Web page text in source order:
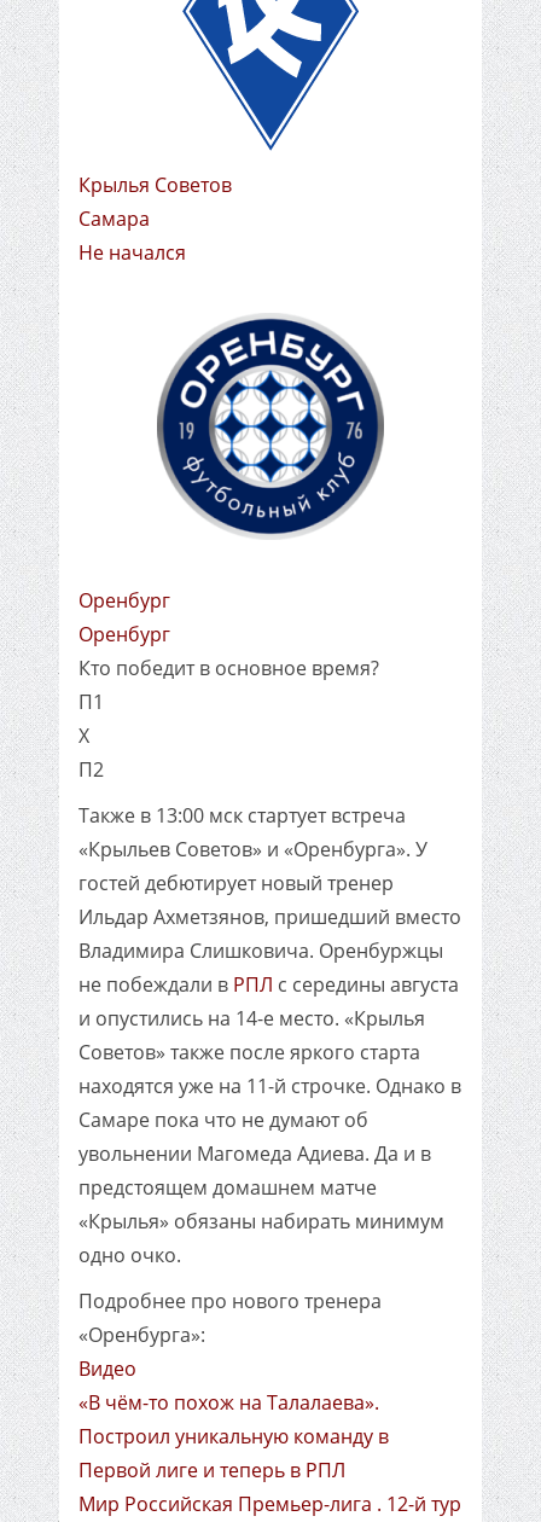
Крылья Советов
Самара
Не начался
Оренбург
Оренбург
Кто победит в основное время?
П1
X
П2
Также в 13:00 мск стартует встреча
«Крыльев Советов» и «Оренбурга». У
гостей дебютирует новый тренер
Ильдар Ахметзянов, пришедший вместо
Владимира Слишковича. Оренбуржцы
не побеждали в РПЛ с середины августа
и опустились на 14-е место. «Крылья
Советов» также после яркого старта
находятся уже на 11-й строчке. Однако в
Самаре пока что не думают об
увольнении Магомеда Адиева. Да и в
предстоящем домашнем матче
«Крылья» обязаны набирать минимум
одно очко.
Подробнее про нового тренера
«Оренбурга»:
Видео
«В чём-то похож на Талалаева».
Построил уникальную команду в
Первой лиге и теперь в РПЛ
Мир Российская Премьер-лига . 12-й тур